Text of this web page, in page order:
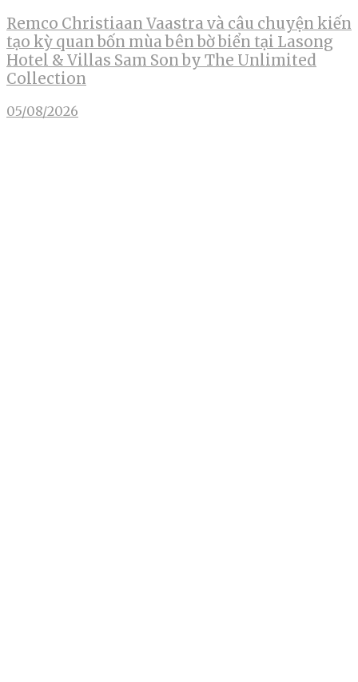
Remco Christiaan Vaastra và câu chuyện kiến
tạo kỳ quan bốn mùa bên bờ biển tại Lasong
Hotel & Villas Sam Son by The Unlimited
Collection
05/08/2026